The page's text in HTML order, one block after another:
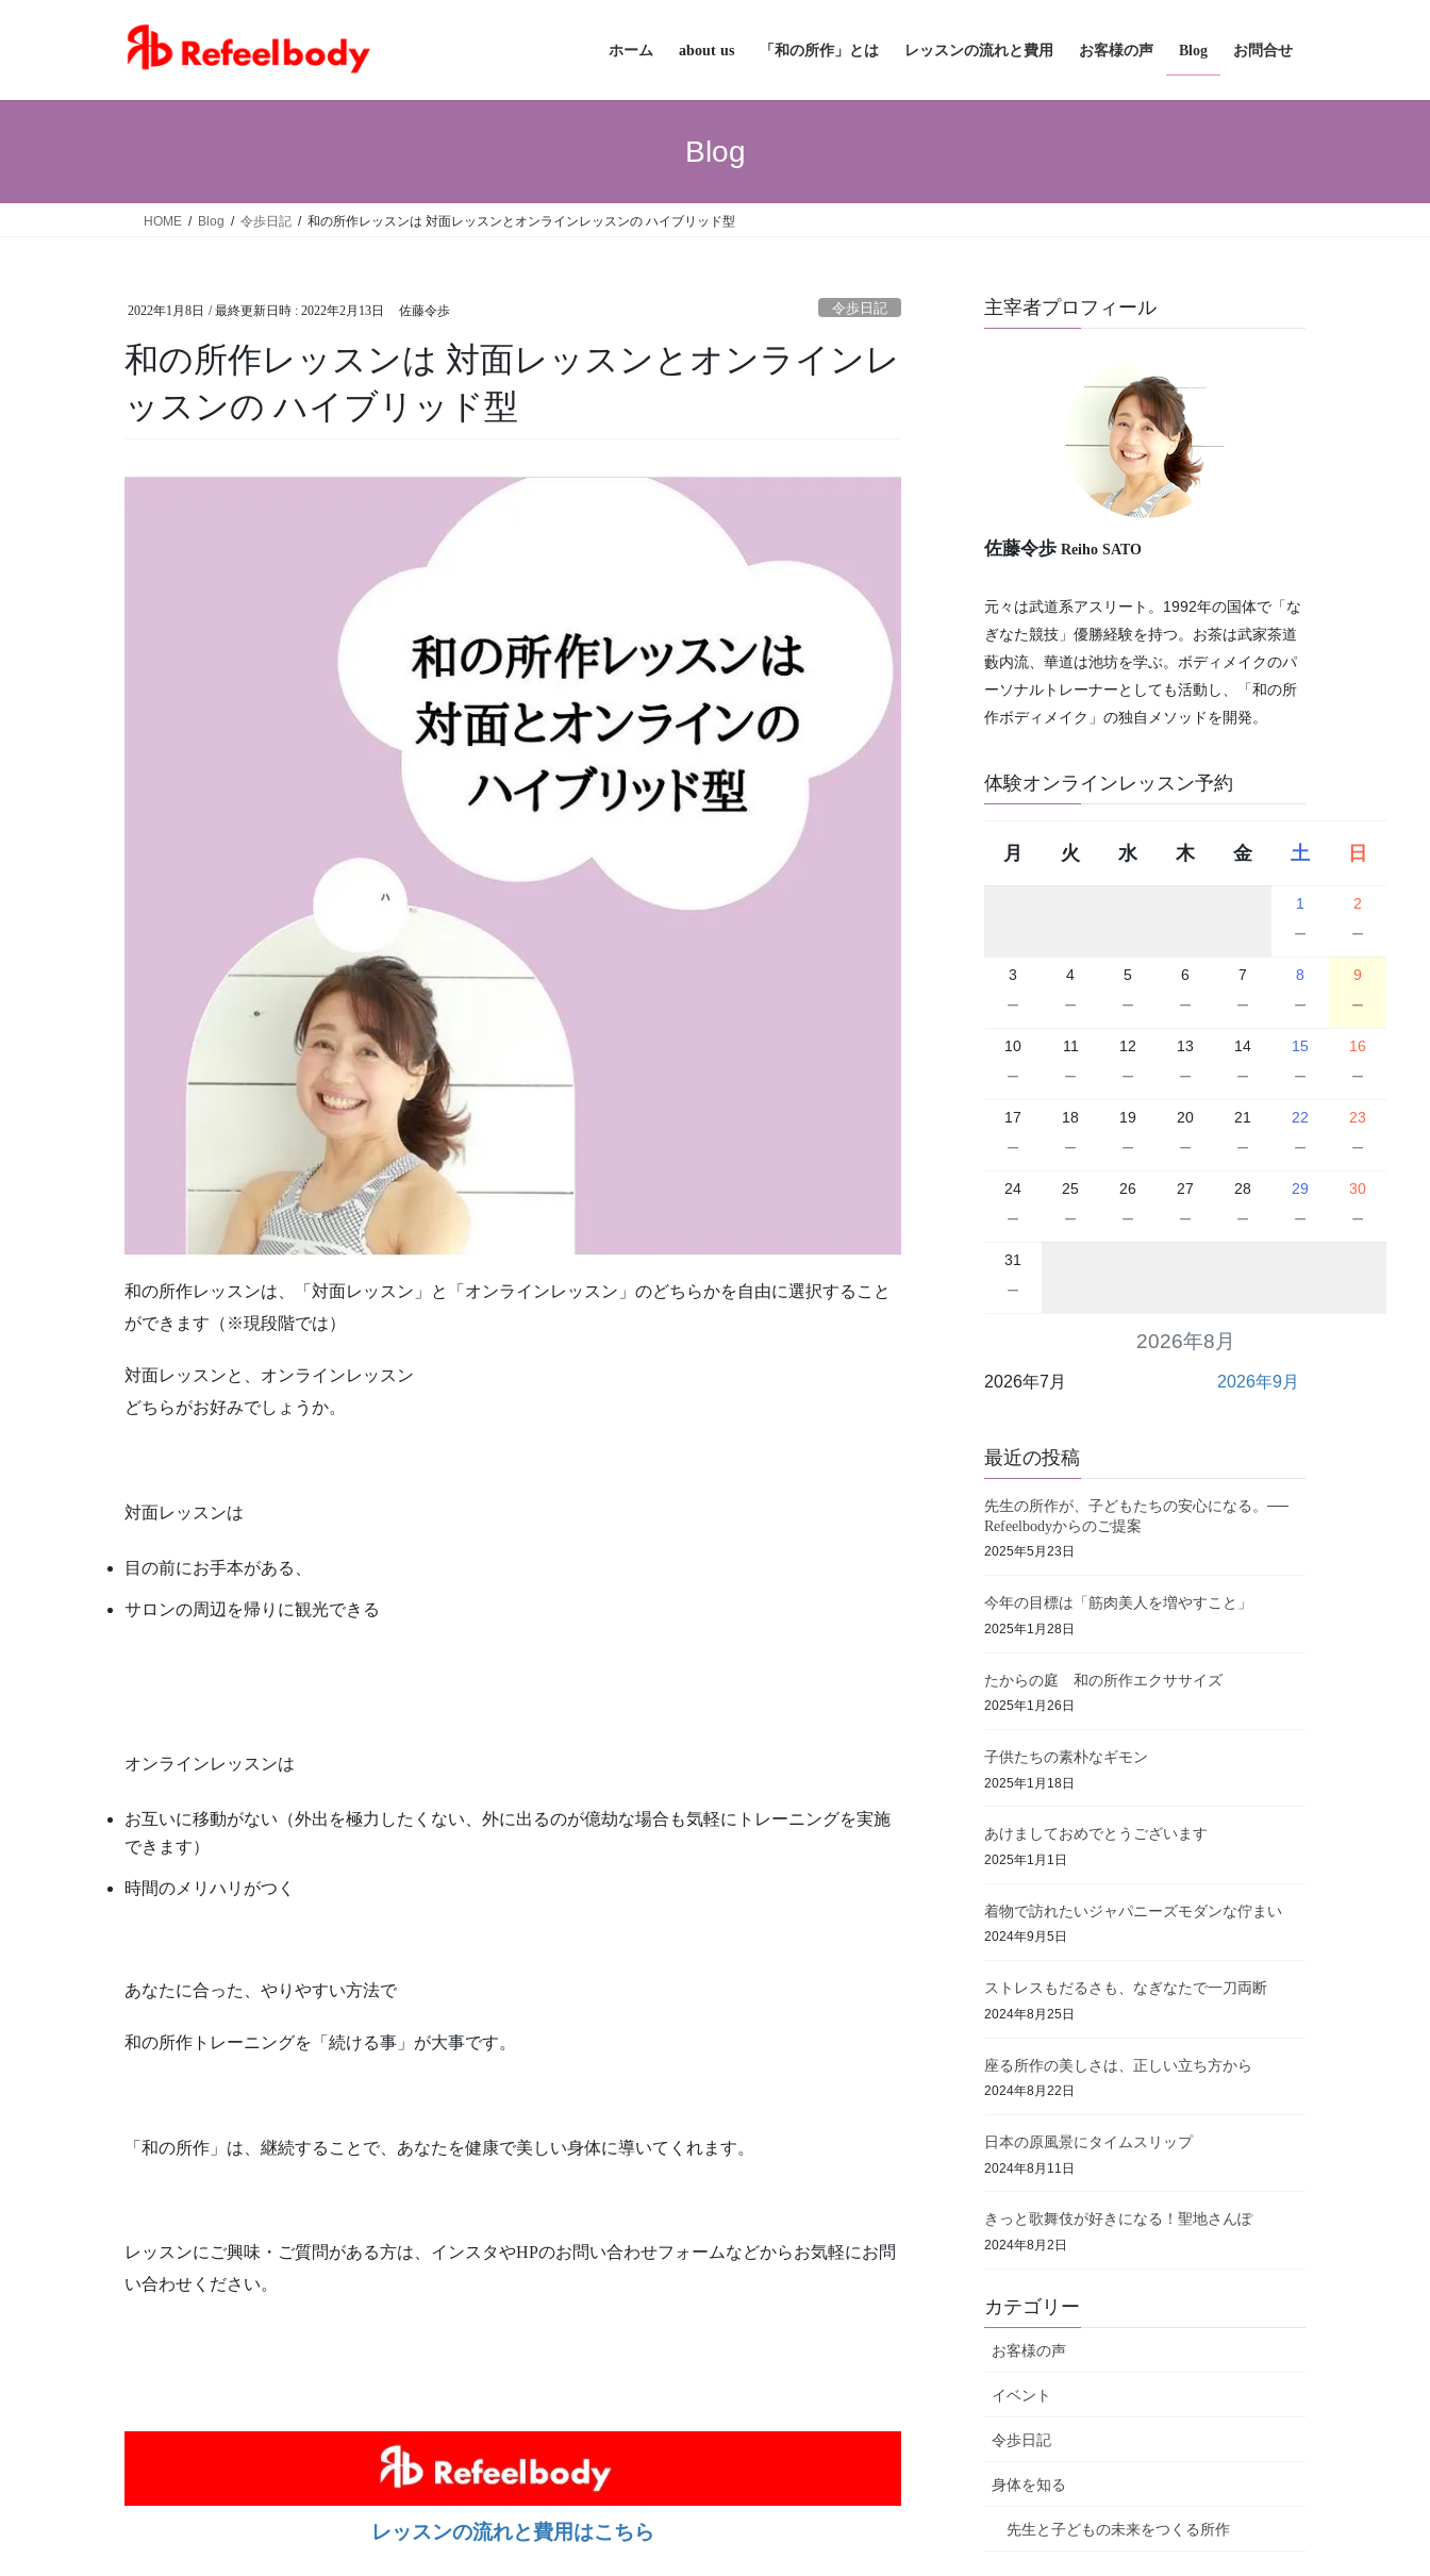
ホーム about us 「和の所作」とは レッスンの流れと費用 お客様の声 Blog お問合せ
Blog
HOME Blog 令歩日記 和の所作レッスンは 対面レッスンとオンラインレッスンの ハイブリッド型
2022年1月8日 / 最終更新日時 : 2022年2月13日 佐藤令歩 令歩日記
和の所作レッスンは 対面レッスンとオンラインレ
ッスンの ハイブリッド型
和の所作レッスンは、「対面レッスン」と「オンラインレッスン」のどちらかを自由に選択すること
ができます（※現段階では）
対面レッスンと、オンラインレッスン
どちらがお好みでしょうか。
対面レッスンは
目の前にお手本がある、
サロンの周辺を帰りに観光できる
オンラインレッスンは
お互いに移動がない（外出を極力したくない、外に出るのが億劫な場合も気軽にトレーニングを実施
できます）
時間のメリハリがつく
あなたに合った、やりやすい方法で
和の所作トレーニングを「続ける事」が大事です。
「和の所作」は、継続することで、あなたを健康で美しい身体に導いてくれます。
レッスンにご興味・ご質問がある方は、インスタやHPのお問い合わせフォームなどからお気軽にお問
い合わせください。
レッスンの流れと費用はこちら
主宰者プロフィール
佐藤令歩Reiho SATO
元々は武道系アスリート。1992年の国体で「な
ぎなた競技」優勝経験を持つ。お茶は武家茶道
藪内流、華道は池坊を学ぶ。ボディメイクのパ
ーソナルトレーナーとしても活動し、「和の所
作ボディメイク」の独自メソッドを開発。
体験オンラインレッスン予約
2026年8月
月 火 水 木 金 土 日
1
－
2
－
3
－
4
－
5
－
6
－
7
－
8
－
9
－
10
－
11
－
12
－
13
－
14
－
15
－
16
－
17
－
18
－
19
－
20
－
21
－
22
－
23
－
24
－
25
－
26
－
27
－
28
－
29
－
30
－
31
－
2026年7月 2026年9月
最近の投稿
先生の所作が、子どもたちの安心になる。──
Refeelbodyからのご提案
2025年5月23日
今年の目標は「筋肉美人を増やすこと」
2025年1月28日
たからの庭 和の所作エクササイズ
2025年1月26日
子供たちの素朴なギモン
2025年1月18日
あけましておめでとうございます
2025年1月1日
着物で訪れたいジャパニーズモダンな佇まい
2024年9月5日
ストレスもだるさも、なぎなたで一刀両断
2024年8月25日
座る所作の美しさは、正しい立ち方から
2024年8月22日
日本の原風景にタイムスリップ
2024年8月11日
きっと歌舞伎が好きになる！聖地さんぽ
2024年8月2日
カテゴリー
お客様の声
イベント
令歩日記
身体を知る
先生と子どもの未来をつくる所作